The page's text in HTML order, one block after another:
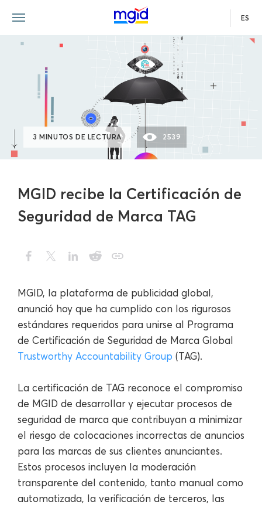
ES
MGID recibe la Certificación de
Seguridad de Marca TAG
3 MINUTOS DE LECTURA 2539
MGID, la plataforma de publicidad global,
anunció hoy que ha cumplido con los rigurosos
estándares requeridos para unirse al Programa
de Certificación de Seguridad de Marca Global
Trustworthy Accountability Group (TAG).
La certificación de TAG reconoce el compromiso
de MGID de desarrollar y ejecutar procesos de
seguridad de marca que contribuyan a minimizar
el riesgo de colocaciones incorrectas de anuncios
para las marcas de sus clientes anunciantes.
Estos procesos incluyen la moderación
transparente del contenido, tanto manual como
automatizada, la verificación de terceros, las